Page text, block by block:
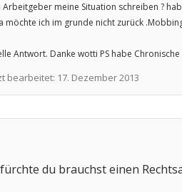
meine Situation schreiben ?
möchte ich im grunde nicht zurück
Antwort. Danke wotti PS habe
bearbeitet: 17. Dezember 2013
du brauchst einen